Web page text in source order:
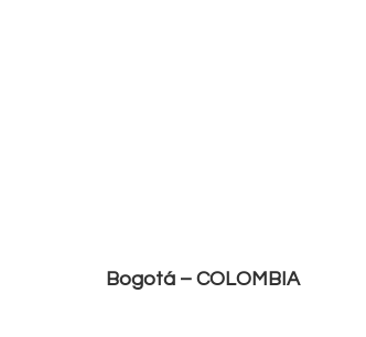
Bogotá – COLOMBIA